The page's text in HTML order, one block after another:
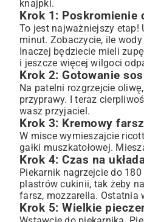
knajpki.
Krok 1: Poskromienie
To jest najważniejszy etap!
minut. Zobaczycie, ile
Inaczej będziecie mieli
i jeszcze więcej wilgoci
Krok 2: Gotowanie
Na patelni rozgrzejcie
przyprawy. I teraz
wasz przyjaciel.
Krok 3: Kremowy
W misce wymieszajcie
gałki muszkatołowej.
Krok 4: Czas na
Piekarnik nagrzejcie do
plastrów cukinii, tak żeby
farsz, mozzarella. Ostatnia
Krok 5: Wielkie